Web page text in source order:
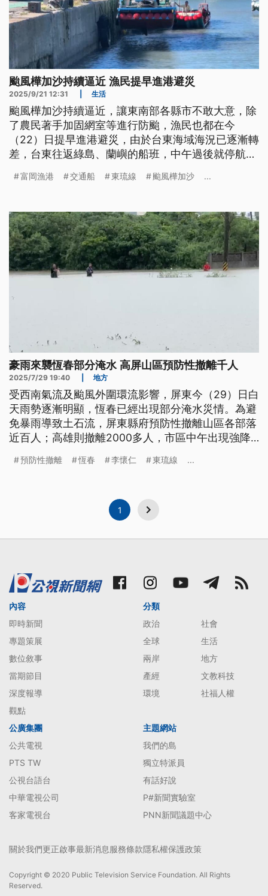
颱風樺加沙持續逼近 漁民提早進港避災
2025/9/21 12:31 生活
颱風樺加沙持續逼近，讓東南部各縣市不敢大意，除
了農民著手加固網室等進行防颱，漁民也都在今
（22）日提早進港避災，由於台東海域海況已逐漸轉
差，台東往返綠島、蘭嶼的船班，中午過後就停航，
月初登場的高雄馬戲藝術節，工作人員也趕在這兩天
富岡漁港 交通船 東琉線 颱風樺加沙 ...
豪雨來襲恆春部分淹水 高屏山區預防性撤離千人
2025/7/29 19:40 地方
受西南氣流及颱風外圍環流影響，屏東今（29）日白
天雨勢逐漸明顯，恆春已經出現部分淹水災情。為避
免暴雨導致土石流，屏東縣府預防性撤離山區各部落
近百人；高雄則撤離2000多人，市區中午出現強降
預防性撤離 恆春 李懷仁 東琉線 ...
1
內容
即時新聞
專題策展
數位敘事
當期節目
深度報導
觀點
分類
政治
社會
全球
生活
兩岸
地方
產經
文教科技
環境
社福人權
公廣集團
公共電視
PTS TW
公視台語台
中華電視公司
客家電視台
主題網站
我們的島
獨立特派員
有話好說
P#新聞實驗室
PNN新聞議題中心
關於我們更正啟事最新消息服務條款隱私權保護政策
Copyright © 2020 Public Television Service Foundation. All Rights
Reserved.